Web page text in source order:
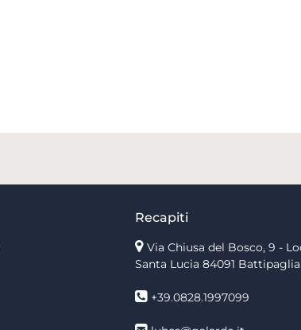
Recapiti
Via Chiusa del Bosco, 9 -
Santa Lucia 84091 Battipaglia
+39.0828.1997099